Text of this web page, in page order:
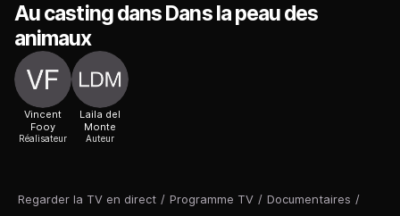
Regarder la TV en direct / Programme TV / Documentaires /
Au casting dans Dans la peau des
animaux
Vincent
Fooy
Réalisateur
Laila del
Monte
Auteur